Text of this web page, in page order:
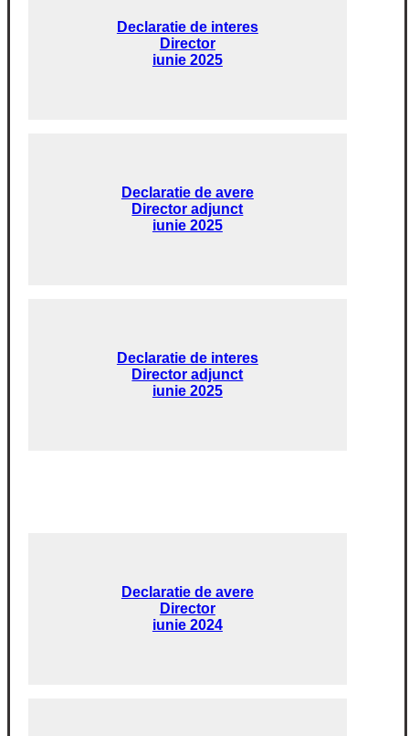
Declaratie de interes
Director
iunie 2025
Declaratie de avere
Director adjunct
iunie 2025
Declaratie de interes
Director adjunct
iunie 2025
Declaratie de avere
Director
iunie 2024